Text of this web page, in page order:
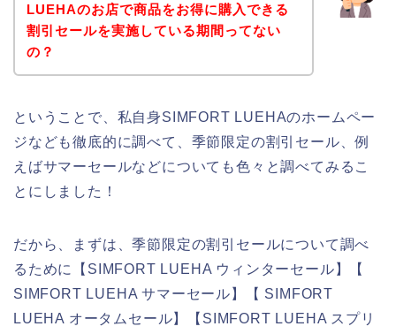
LUEHAのお店で商品をお得に購入できる
割引セールを実施している期間ってない
の？
ということで、私自身SIMFORT LUEHAのホームペー
ジなども徹底的に調べて、季節限定の割引セール、例
えばサマーセールなどについても色々と調べてみるこ
とにしました！
だから、まずは、季節限定の割引セールについて調べ
るために【SIMFORT LUEHA ウィンターセール】【
SIMFORT LUEHA サマーセール】【 SIMFORT
LUEHA オータムセール】【SIMFORT LUEHA スプリ